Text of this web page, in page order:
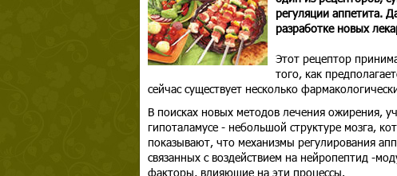
регуляции аппетита.
разработке новых
Этот рецептор
того, как
сейчас существует несколько
В поисках новых методов лечения ожирения,
гипоталамусе - небольшой структуре мозга,
показывают, что механизмы регулирования
связанных с воздействием на нейропептид -
факторы, влияющие на эти процессы.